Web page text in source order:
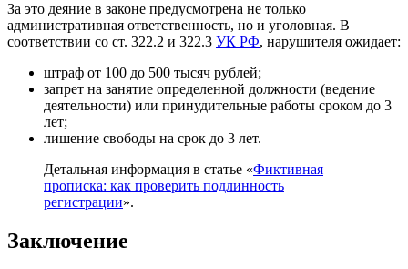
За это деяние в законе предусмотрена не только
административная ответственность, но и уголовная. В
соответствии со ст. 322.2 и 322.3 УК РФ, нарушителя ожидает:
штраф от 100 до 500 тысяч рублей;
запрет на занятие определенной должности (ведение
деятельности) или принудительные работы сроком до 3
лет;
лишение свободы на срок до 3 лет.
Детальная информация в статье «Фиктивная
прописка: как проверить подлинность
регистрации».
Заключение